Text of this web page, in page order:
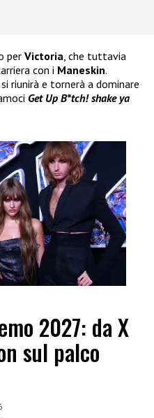
per Victoria, che tuttavia
con i Maneskin.
riunirà e tornerà a dominare
Get Up B*tch! shake ya
2027: da X
sul palco